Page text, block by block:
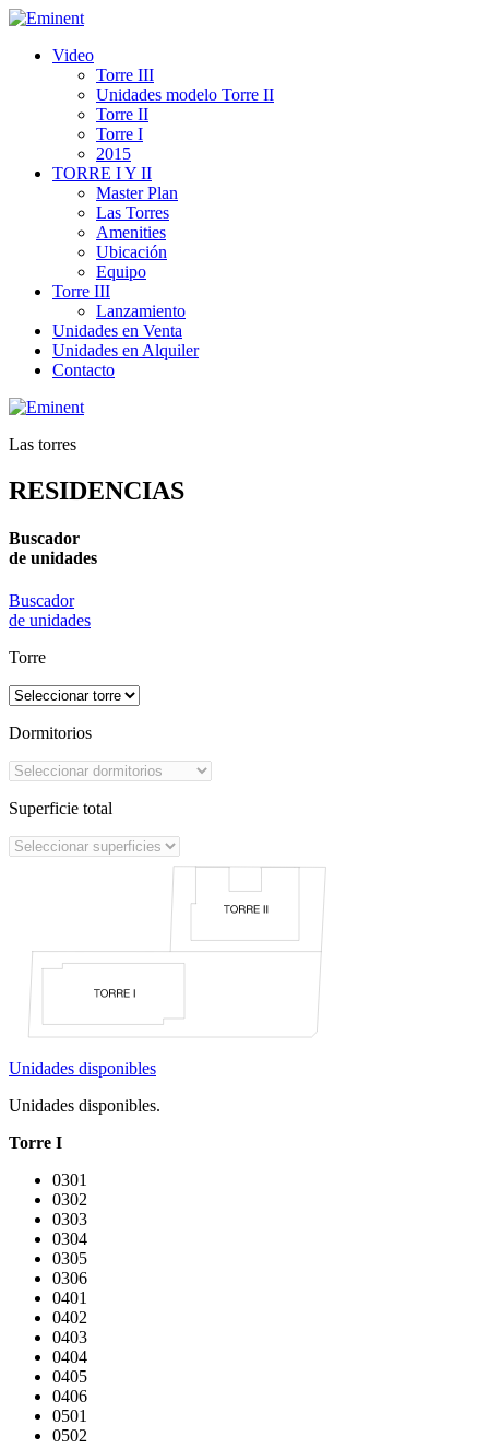
Video
Torre III
Unidades modelo Torre II
Torre II
Torre I
2015
TORRE I Y II
Master Plan
Las Torres
Amenities
Ubicación
Equipo
Torre III
Lanzamiento
Unidades en Venta
Unidades en Alquiler
Contacto
Las torres
RESIDENCIAS
Buscador
de unidades
Buscador
de unidades
Torre
Dormitorios
Superficie total
Unidades disponibles
Unidades disponibles.
Torre I
0301
0302
0303
0304
0305
0306
0401
0402
0403
0404
0405
0406
0501
0502